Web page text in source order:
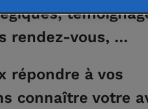
rendez-vous, …
répondre à vos
connaître votre